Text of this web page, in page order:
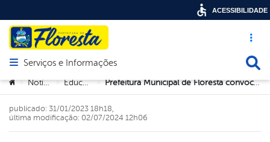
Acesso
Abrir menu principal de navegação
Serviços e Informações
Você está aqui:
> Notícias > Educação > Prefeitura Municipal de Floresta convoca estudantes do ensino superior para cadastramento do transporte universitário gratuito em 2023
publicado: 31/01/2023 18h18,
última modificação: 02/07/2024 12h06
ACESSIBILIDADE